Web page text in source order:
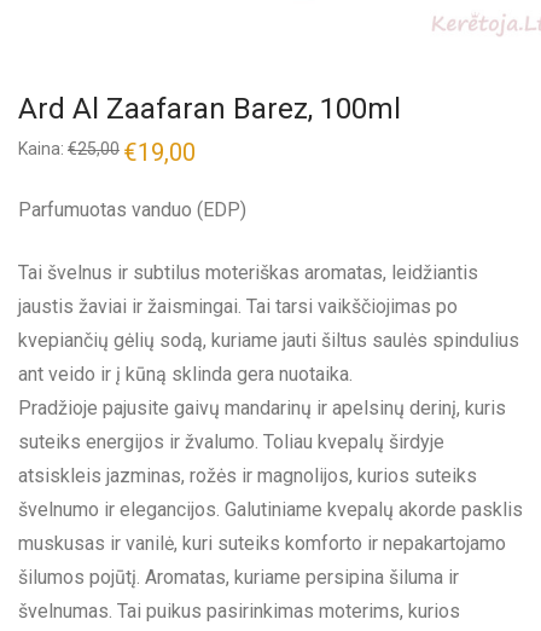
Ard Al Zaafaran Barez, 100ml
Kaina: €25,00 €19,00
Parfumuotas vanduo (EDP)
Tai švelnus ir subtilus moteriškas aromatas, leidžiantis
jaustis žaviai ir žaismingai. Tai tarsi vaikščiojimas po
kvepiančių gėlių sodą, kuriame jauti šiltus saulės spindulius
ant veido ir į kūną sklinda gera nuotaika.
Pradžioje pajusite gaivų mandarinų ir apelsinų derinį, kuris
suteiks energijos ir žvalumo. Toliau kvepalų širdyje
atsiskleis jazminas, rožės ir magnolijos, kurios suteiks
švelnumo ir elegancijos. Galutiniame kvepalų akorde pasklis
muskusas ir vanilė, kuri suteiks komforto ir nepakartojamo
šilumos pojūtį. Aromatas, kuriame persipina šiluma ir
švelnumas. Tai puikus pasirinkimas moterims, kurios